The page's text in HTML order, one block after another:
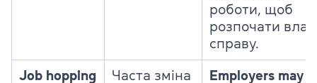
роботи, щоб
розпочати
справу.
Job hopping
Часта зміна
Employers may